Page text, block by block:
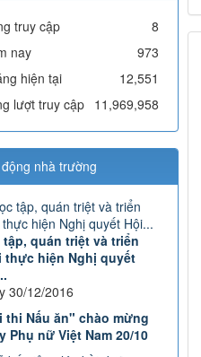
xem:349 | lượt tải:227
TW
trị về đột phá phát triển
dục và đào tạo
TT-BGDĐT
tư số 08/2025/TT-BGDĐT
Giáo dục và Đào tạo:
thời hạn lưu trữ hồ sơ,
thuộc lĩnh vực giáo dục
tạo
xem:575 | lượt tải:0
truy cập
8
nay
973
hiện tại
12,551
lượt truy cập 11,969,958
nhà trường
tập, quán triệt và triển
thực hiện Nghị quyết
30/12/2016
thi Nấu ăn" chào mừng
Phụ nữ Việt Nam 20/10